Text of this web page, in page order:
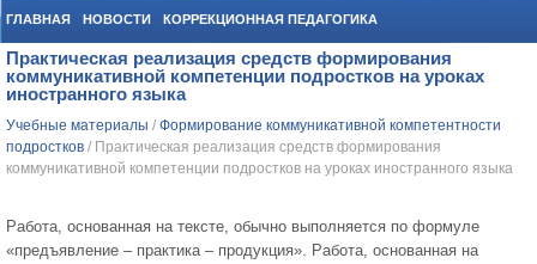
ГЛАВНАЯ НОВОСТИ КОРРЕКЦИОННАЯ ПЕДАГОГИКА
СОЦИАЛЬНАЯ ПЕДАГОГИКА УЧЕБНЫЕ МАТЕРИАЛЫ
Практическая реализация средств формирования
коммуникативной компетенции подростков на уроках
иностранного языка
Учебные материалы / Формирование коммуникативной компетентности
подростков / Практическая реализация средств формирования
коммуникативной компетенции подростков на уроках иностранного языка
Работа, основанная на тексте, обычно выполняется по формуле
«предъявление – практика – продукция». Работа, основанная на